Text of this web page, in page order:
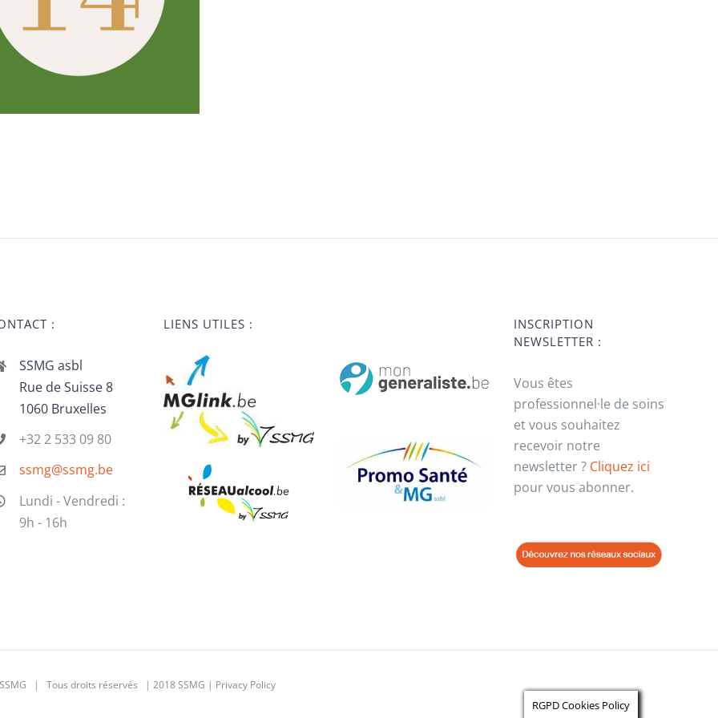
:
SSMG asbl
Rue de Suisse 8
1060 Bruxelles
+32 2 533 09 80
ssmg@ssmg.be
Lundi - Vendredi :
9h - 16h
LIENS UTILES :
INSCRIPTION
NEWSLETTER :
Vous êtes
professionnel·le de soins
et vous souhaitez
recevoir notre
newsletter ? Cliquez ici
pour vous abonner.
| Tous droits réservés | 2018 SSMG | Privacy Policy
RGPD Cookies Policy